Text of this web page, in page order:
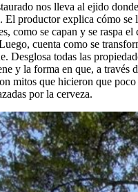
nos lleva al ejido
El productor explica cómo se
como se capan y se raspa el
cuenta como se
Desglosa todas las
y la forma en que, a través
mitos que hicieron que poco
por la cerveza.